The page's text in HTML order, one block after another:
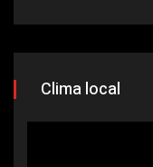
Clima local